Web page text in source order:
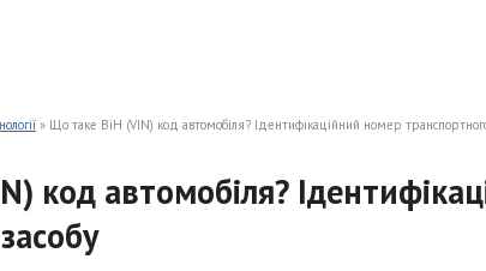
» Що таке ВіН (VIN) код автомобіля? Ідентифікаційний номер
код автомобіля?